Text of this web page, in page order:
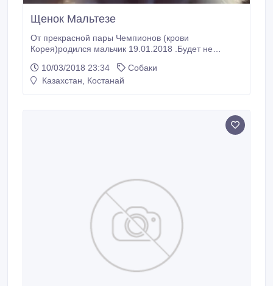
Щенок Мальтезе
От прекрасной пары Чемпионов (крови
Корея)родился мальчик 19.01.2018 .Будет не
курносая морда, белая шерсть, хорошая анатомия,
правильный прикус 6 на 6 ножницы , яйца в
10/03/2018 23:34
Собаки
Казахстан, Костанай